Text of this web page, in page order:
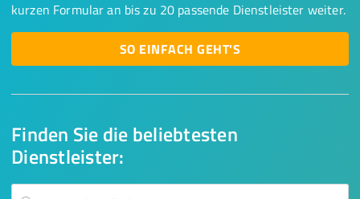
Finden Sie die beliebtesten
Dienstleister:
kurzen Formular an bis zu 20 passende Dienstleister weiter.
SO EINFACH GEHT'S